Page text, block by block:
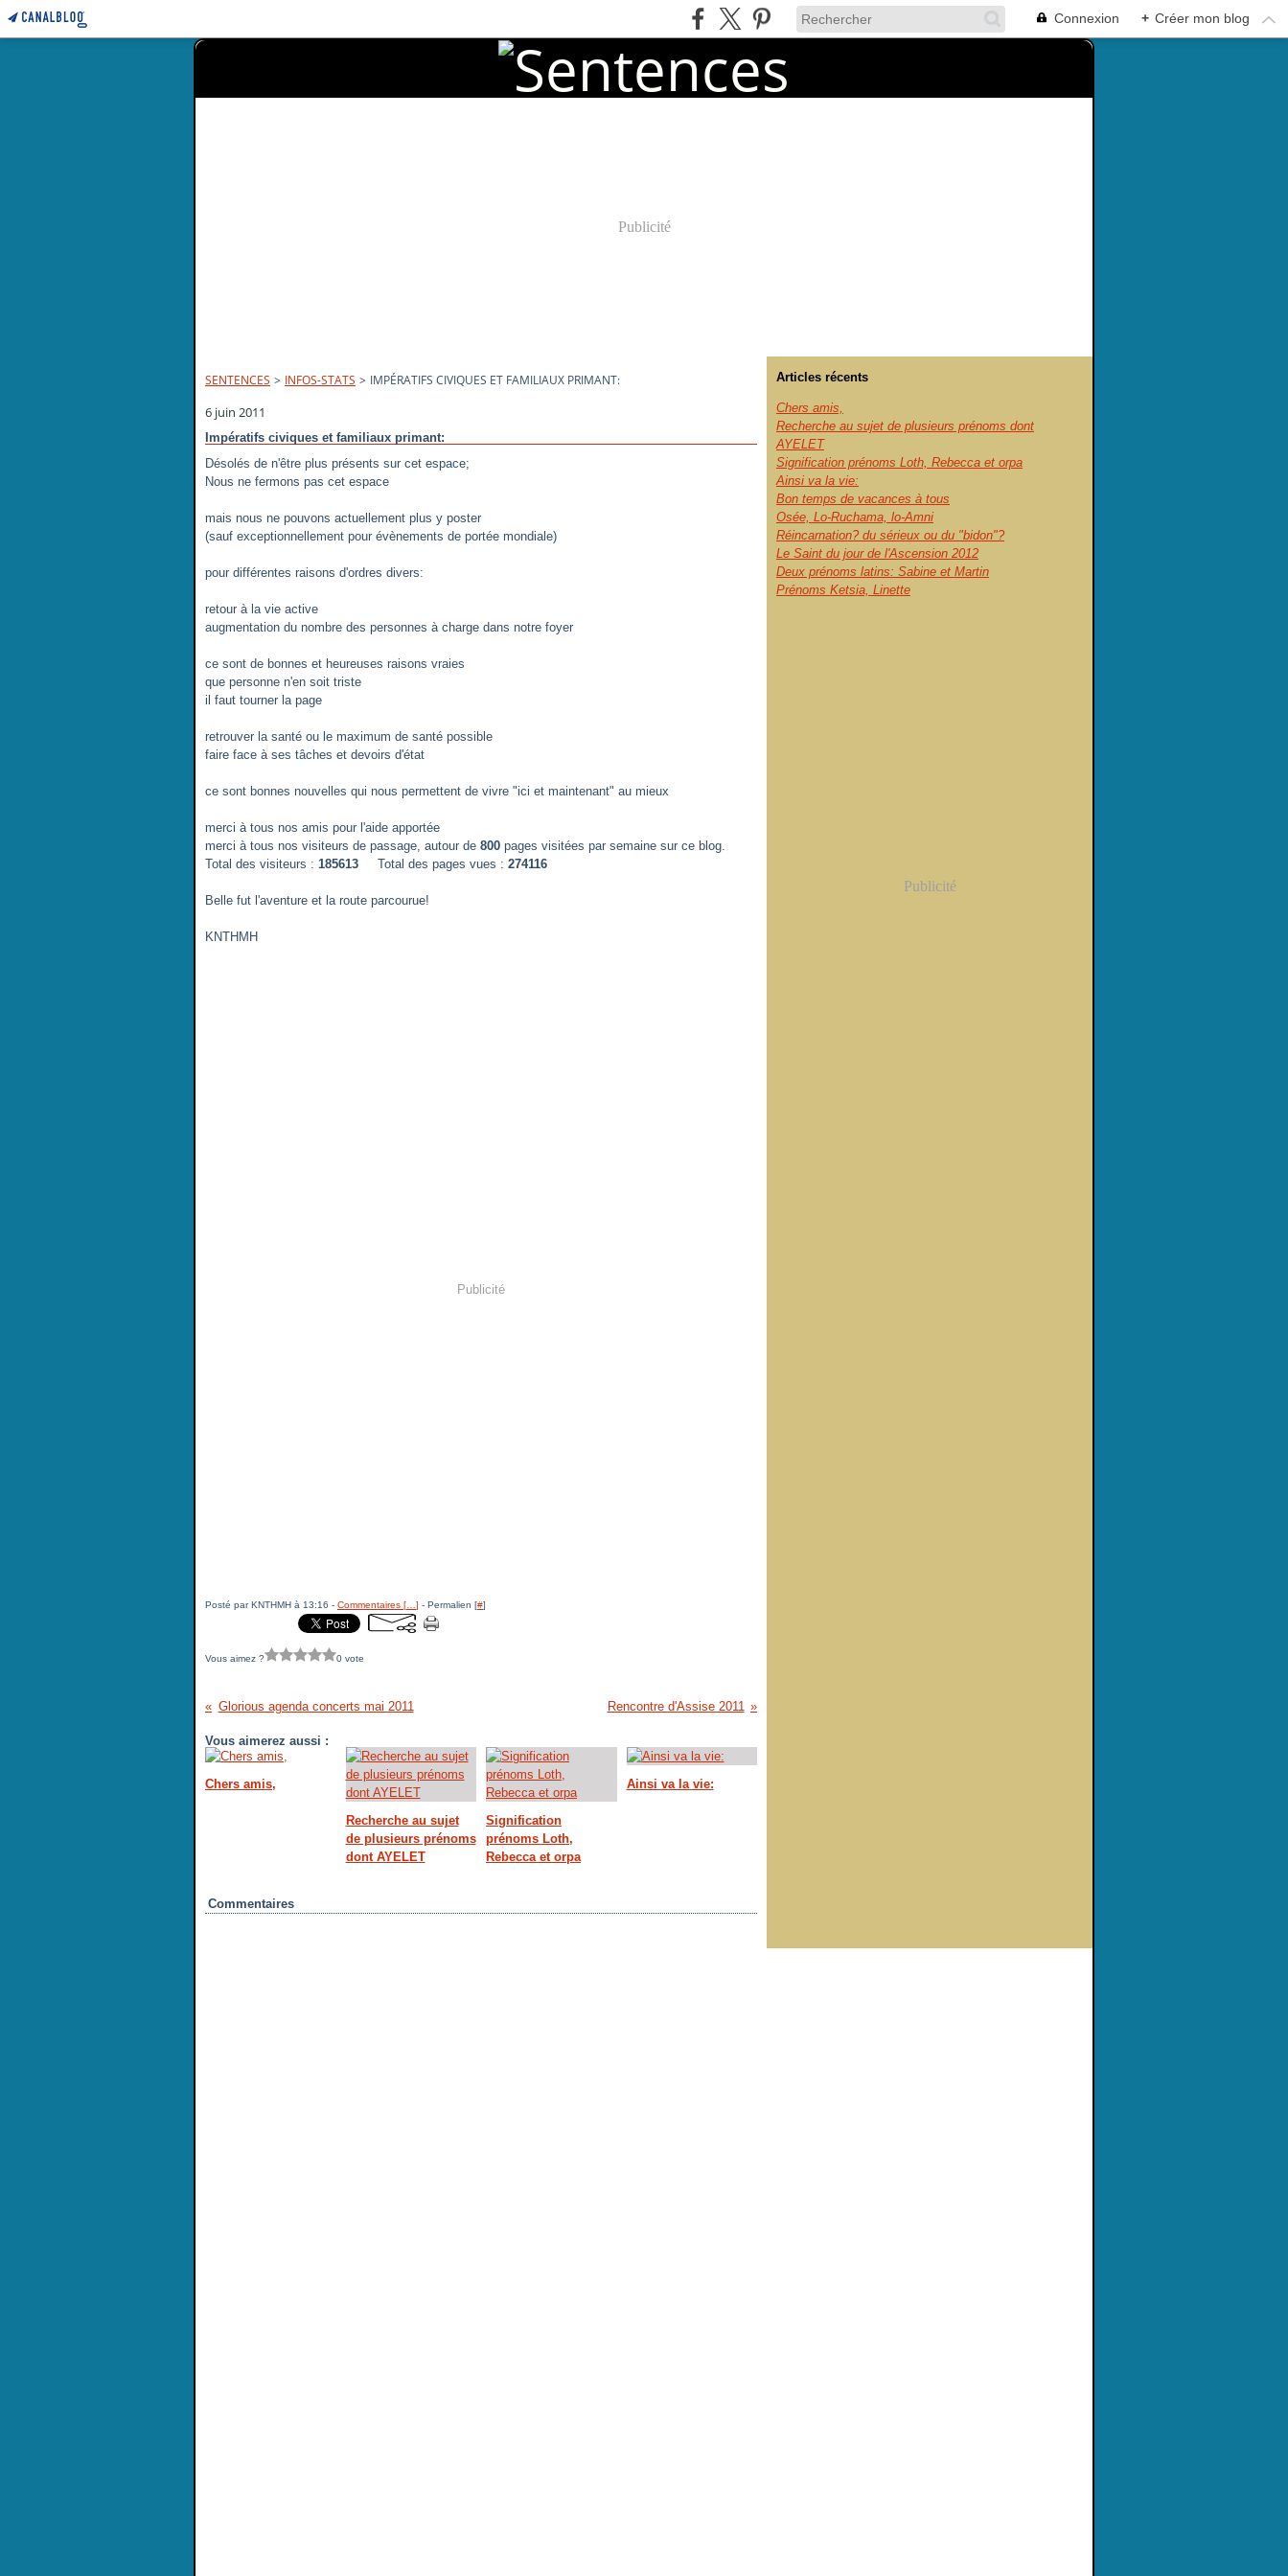
Connexion + Créer mon blog
Publicité
SENTENCES > INFOS-STATS > IMPÉRATIFS CIVIQUES ET FAMILIAUX PRIMANT:
6 juin 2011
Impératifs civiques et familiaux primant:
Désolés de n'être plus présents sur cet espace;
Nous ne fermons pas cet espace
mais nous ne pouvons actuellement plus y poster
(sauf exceptionnellement pour évènements de portée mondiale)
pour différentes raisons d'ordres divers:
retour à la vie active
augmentation du nombre des personnes à charge dans notre foyer
ce sont de bonnes et heureuses raisons vraies
que personne n'en soit triste
il faut tourner la page
retrouver la santé ou le maximum de santé possible
faire face à ses tâches et devoirs d'état
ce sont bonnes nouvelles qui nous permettent de vivre "ici et maintenant" au mieux
merci à tous nos amis pour l'aide apportée
merci à tous nos visiteurs de passage, autour de 800 pages visitées par semaine sur ce blog.
Total des visiteurs : 185613 Total des pages vues : 274116
Belle fut l'aventure et la route parcourue!
KNTHMH
Publicité
Posté par KNTHMH à 13:16 - Commentaires [ ] - Permalien [#]
Vous aimez ? 0 vote
Glorious agenda concerts mai 2011 Rencontre d'Assise 2011
Vous aimerez aussi :
Chers amis,
Recherche au sujet
de plusieurs prénoms
dont AYELET
Signification
prénoms Loth,
Rebecca et orpa
Ainsi va la vie:
Commentaires
Articles récents
Chers amis,
Recherche au sujet de plusieurs prénoms dont
AYELET
Signification prénoms Loth, Rebecca et orpa
Ainsi va la vie:
Bon temps de vacances à tous
Osée, Lo-Ruchama, lo-Amni
Réincarnation? du sérieux ou du "bidon"?
Le Saint du jour de l'Ascension 2012
Deux prénoms latins: Sabine et Martin
Prénoms Ketsia, Linette
Publicité